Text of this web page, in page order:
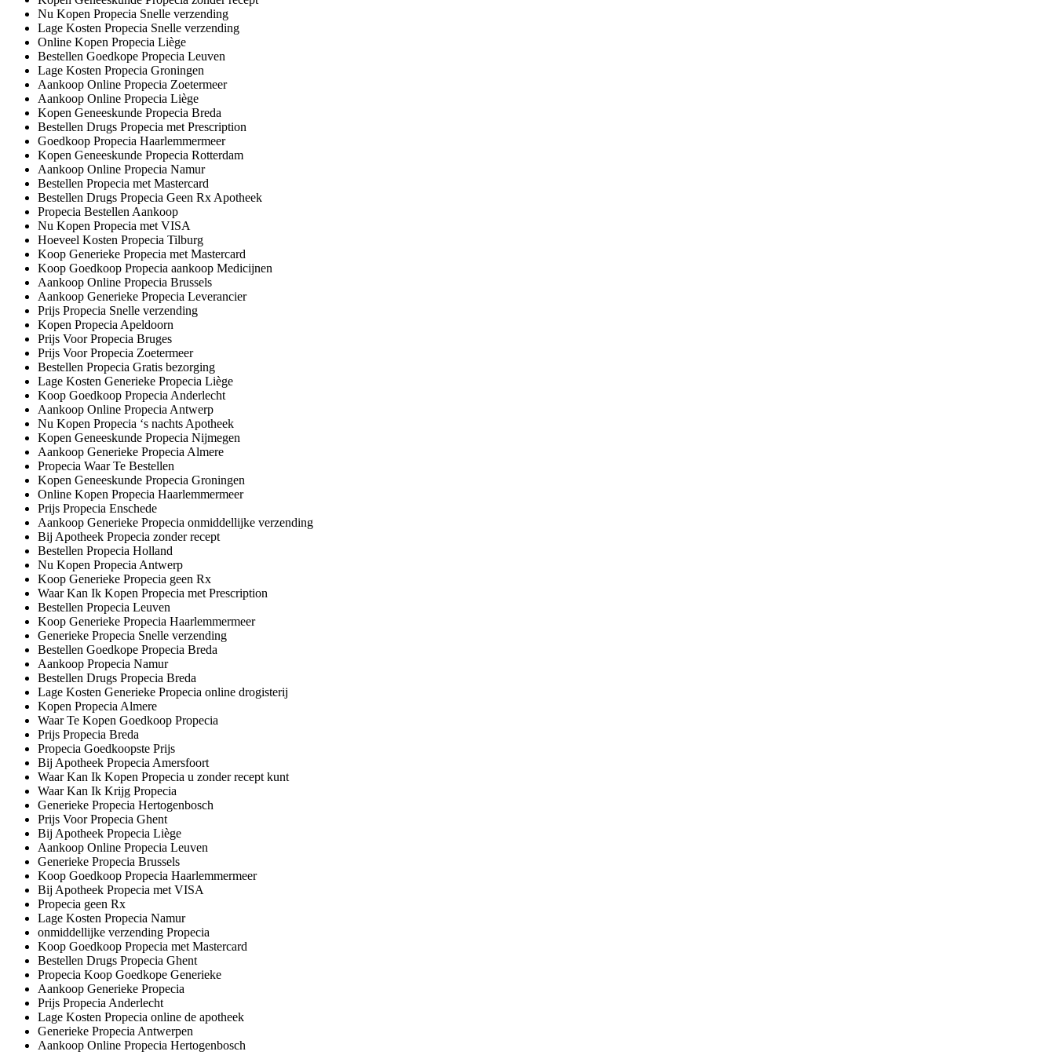
Nu Kopen Propecia Snelle verzending
Lage Kosten Propecia Snelle verzending
Online Kopen Propecia Liège
Bestellen Goedkope Propecia Leuven
Lage Kosten Propecia Groningen
Aankoop Online Propecia Zoetermeer
Aankoop Online Propecia Liège
Kopen Geneeskunde Propecia Breda
Bestellen Drugs Propecia met Prescription
Goedkoop Propecia Haarlemmermeer
Kopen Geneeskunde Propecia Rotterdam
Aankoop Online Propecia Namur
Bestellen Propecia met Mastercard
Bestellen Drugs Propecia Geen Rx Apotheek
Propecia Bestellen Aankoop
Nu Kopen Propecia met VISA
Hoeveel Kosten Propecia Tilburg
Koop Generieke Propecia met Mastercard
Koop Goedkoop Propecia aankoop Medicijnen
Aankoop Online Propecia Brussels
Aankoop Generieke Propecia Leverancier
Prijs Propecia Snelle verzending
Kopen Propecia Apeldoorn
Prijs Voor Propecia Bruges
Prijs Voor Propecia Zoetermeer
Bestellen Propecia Gratis bezorging
Lage Kosten Generieke Propecia Liège
Koop Goedkoop Propecia Anderlecht
Aankoop Online Propecia Antwerp
Nu Kopen Propecia ‘s nachts Apotheek
Kopen Geneeskunde Propecia Nijmegen
Aankoop Generieke Propecia Almere
Propecia Waar Te Bestellen
Kopen Geneeskunde Propecia Groningen
Online Kopen Propecia Haarlemmermeer
Prijs Propecia Enschede
Aankoop Generieke Propecia onmiddellijke verzending
Bij Apotheek Propecia zonder recept
Bestellen Propecia Holland
Nu Kopen Propecia Antwerp
Koop Generieke Propecia geen Rx
Waar Kan Ik Kopen Propecia met Prescription
Bestellen Propecia Leuven
Koop Generieke Propecia Haarlemmermeer
Generieke Propecia Snelle verzending
Bestellen Goedkope Propecia Breda
Aankoop Propecia Namur
Bestellen Drugs Propecia Breda
Lage Kosten Generieke Propecia online drogisterij
Kopen Propecia Almere
Waar Te Kopen Goedkoop Propecia
Prijs Propecia Breda
Propecia Goedkoopste Prijs
Bij Apotheek Propecia Amersfoort
Waar Kan Ik Kopen Propecia u zonder recept kunt
Waar Kan Ik Krijg Propecia
Generieke Propecia Hertogenbosch
Prijs Voor Propecia Ghent
Bij Apotheek Propecia Liège
Aankoop Online Propecia Leuven
Generieke Propecia Brussels
Koop Goedkoop Propecia Haarlemmermeer
Bij Apotheek Propecia met VISA
Propecia geen Rx
Lage Kosten Propecia Namur
onmiddellijke verzending Propecia
Koop Goedkoop Propecia met Mastercard
Bestellen Drugs Propecia Ghent
Propecia Koop Goedkope Generieke
Aankoop Generieke Propecia
Prijs Propecia Anderlecht
Lage Kosten Propecia online de apotheek
Generieke Propecia Antwerpen
Aankoop Online Propecia Hertogenbosch